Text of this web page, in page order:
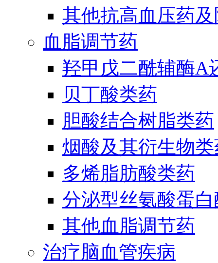
其他抗高血压药
血脂调节药
羟甲戊二酰辅酶A
贝丁酸类药
胆酸结合树脂类药
烟酸及其衍生物
多烯脂肪酸类药
分泌型丝氨酸蛋
其他血脂调节药
治疗脑血管疾病